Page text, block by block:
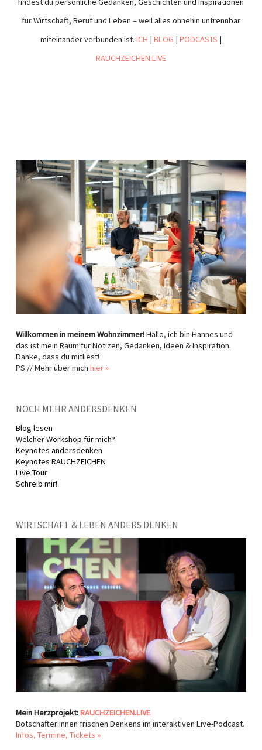
für Wirtschaft, Beruf und Leben – weil alles ohnehin untrennbar
miteinander verbunden ist. ICH | BLOG | PODCASTS |
RAUCHZEICHEN.LIVE
Willkommen in meinem Wohnzimmer!Hallo, ich bin Hannes und
das ist mein Raum für Notizen, Gedanken, Ideen & Inspiration.
Danke, dass du mitliest!
PS // Mehr über mich hier »
NOCH MEHR ANDERSDENKEN
Blog lesen
Welcher Workshop für mich?
Keynotes andersdenken
Keynotes RAUCHZEICHEN
Live Tour
Schreib mir!
WIRTSCHAFT & LEBEN ANDERS DENKEN
Mein Herzprojekt:RAUCHZEICHEN.LIVE
Botschafter:innen frischen Denkens im interaktiven Live-Podcast.
Infos, Termine, Tickets »